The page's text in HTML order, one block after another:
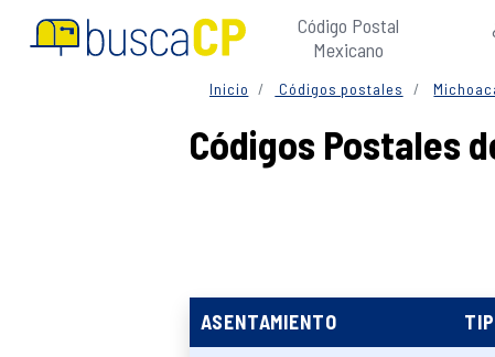
Código Postal
Mexicano
Inicio Códigos postales
Códigos Postales
ASENTAMIENTO